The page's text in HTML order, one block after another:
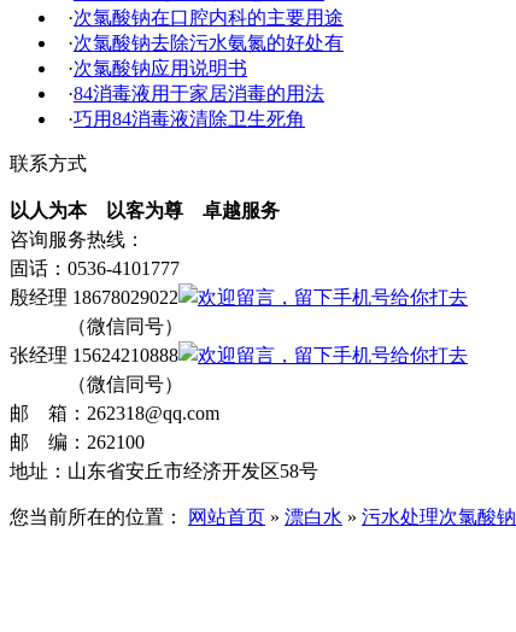
·次氯酸钠在口腔内科的主要用途
·次氯酸钠去除污水氨氮的好处有
·次氯酸钠应用说明书
·84消毒液用于家居消毒的用法
·巧用84消毒液清除卫生死角
联系方式
以人为本 以客为尊 卓越服务
咨询服务热线：
固话：0536-4101777
殷经理 18678029022
（微信同号）
张经理 15624210888
（微信同号）
邮 箱：262318@qq.com
邮 编：262100
地址：山东省安丘市经济开发区58号
您当前所在的位置： 网站首页 » 漂白水 » 污水处理次氯酸钠